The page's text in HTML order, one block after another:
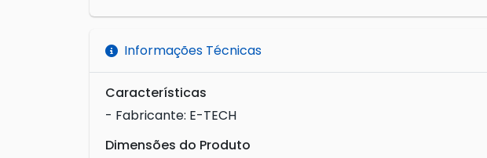
Informações Técnicas
Características
- Fabricante: E-TECH
Dimensões do Produto